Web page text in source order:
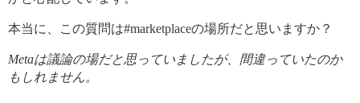
本当に、この質問は#marketplaceの場所だと思いますか？
Metaは議論の場だと思っていましたが、間違っていたのか
もしれません。